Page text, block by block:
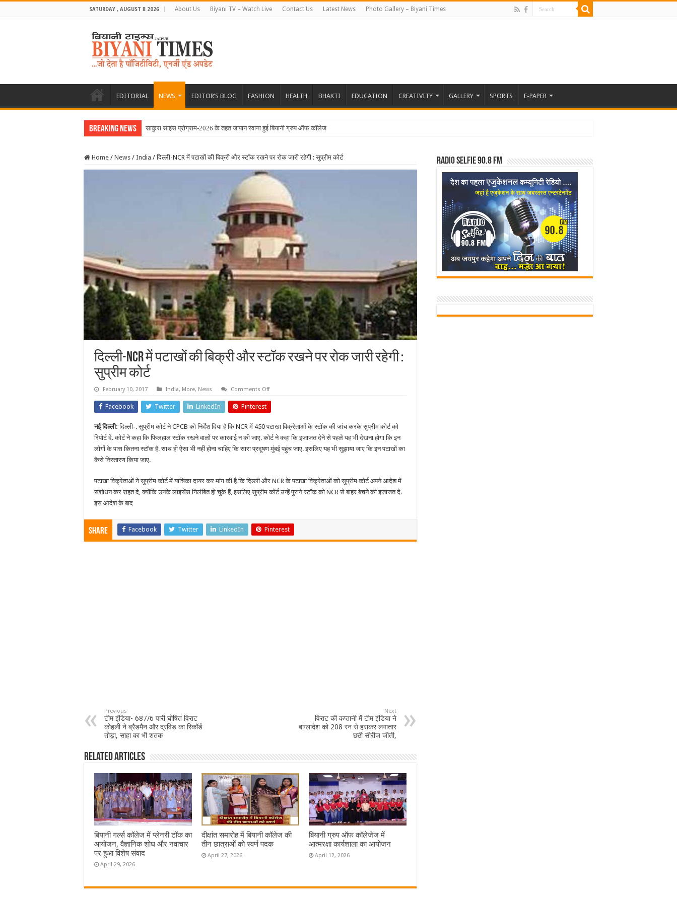
SATURDAY , AUGUST 8 2026 About Us Biyani TV – Watch Live Contact Us Latest News Photo Gallery – Biyani Times
EDITORIAL NEWS EDITOR’S BLOG FASHION HEALTH BHAKTI EDUCATION CREATIVITY GALLERY SPORTS E-PAPER
Breaking News साकुरा साइंस प्रोग्राम-2026 के तहत जापान रवाना हुई बियानी ग्रुप ऑफ कॉलेजेज की छात्राएं
Home / News / India / दिल्ली-NCR में पटाखों की बिक्री और स्टॉक रखने पर रोक जारी रहेगी : सुप्रीम कोर्ट
दिल्ली-NCR में पटाखों की बिक्री और स्टॉक रखने पर रोक जारी रहेगी :
सुप्रीम कोर्ट
February 10, 2017 India, More, News Comments Offon
NCR
बिक्री
और
स्टॉक
रखने
पर
:
सुप्रीम
कोर्ट
Facebook Twitter LinkedIn Pinterest
नई दिल्ली:दिल्ली-. सुप्रीम कोर्ट ने CPCB को निर्देश दिया है कि NCR में 450 पटाखा विक्रेताओं के स्टॉक की जांच करके सुप्रीम कोर्ट को
रिपोर्ट दें. कोर्ट ने कहा कि फिलहाल स्टॉक रखने वालों पर कारवाई न की जाए. कोर्ट ने कहा कि इजाजत देने से पहले यह भी देखना होगा कि इन
लोगों के पास कितना स्टॉक है. साथ ही ऐसा भी नहीं होना चाहिए कि सारा प्रदूषण मुंबई पहुंच जाए. इसलिए यह भी सुझाया जाए कि इन पटाखों का
कैसे निस्तारण किया जाए.
पटाखा विक्रेताओं ने सुप्रीम कोर्ट में याचिका दायर कर मांग की है कि दिल्ली और NCR के पटाखा विक्रेताओं को सुप्रीम कोर्ट अपने आदेश में
संशोधन कर राहत दे, क्योंकि उनके लाइसेंस निलंबित हो चुके हैं, इसलिए सुप्रीम कोर्ट उन्हें पुराने स्टॉक को NCR से बाहर बेचने की इजाजत दे.
इस आदेश के बाद
Share Facebook Twitter LinkedIn Pinterest
Previous
टीम इंडिया- 687/6 पारी घोषित विराट
कोहली ने ब्रैडमैन और द्रविड़ का रिकॉर्ड
तोड़ा, साहा का भी शतक
Next
विराट की कप्तानी में टीम इंडिया ने
बांग्लादेश को 208 रन से हराकर लगातार
छठी सीरीज जीती,
Related Articles
बियानी गर्ल्स कॉलेज में प्लेनरी टॉक का
आयोजन, वैज्ञानिक शोध और नवाचार
पर हुआ विशेष संवाद
April 29, 2026
दीक्षांत समारोह में बियानी कॉलेज की
तीन छात्राओं को स्वर्ण पदक
April 27, 2026
बियानी ग्रुप ऑफ कॉलेजेज में
आत्मरक्षा कार्यशाला का आयोजन
April 12, 2026
Radio Selfie 90.8 FM